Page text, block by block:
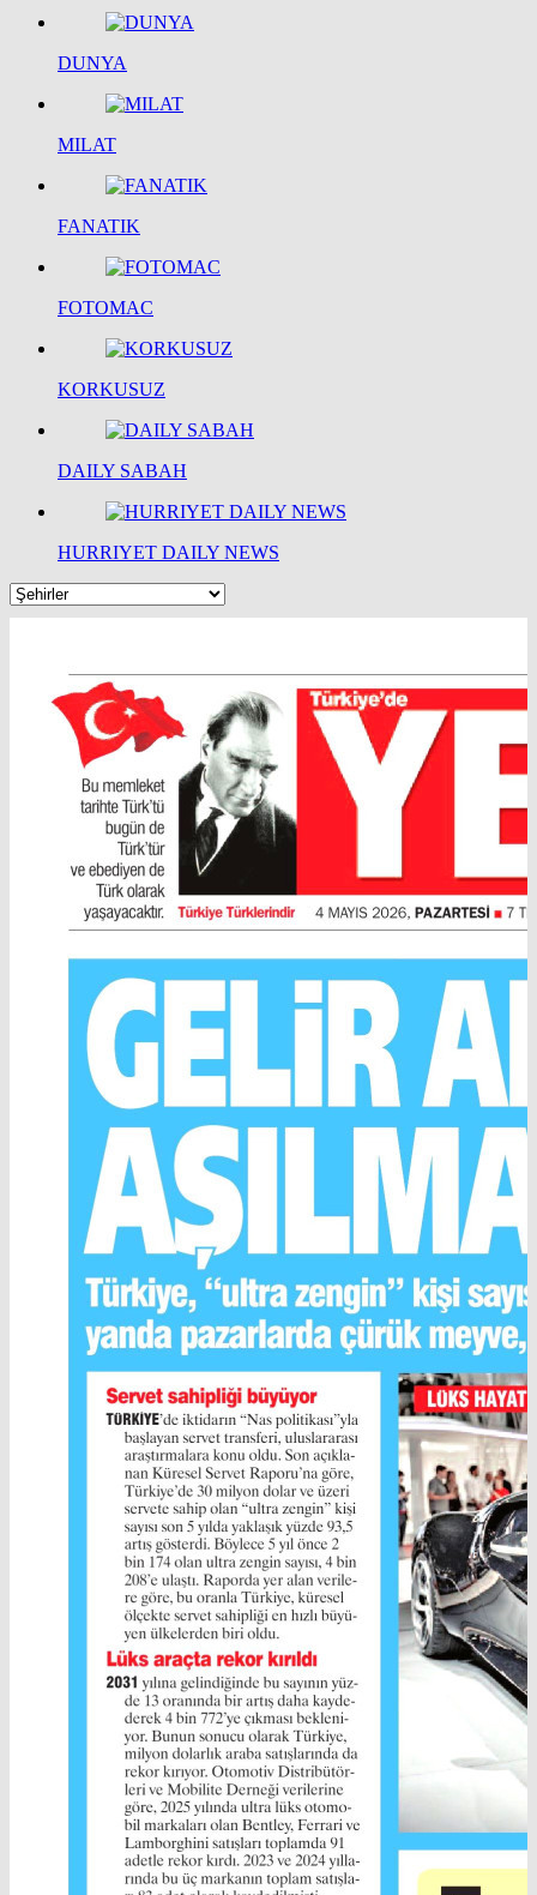
DUNYA
MILAT
FANATIK
FOTOMAC
KORKUSUZ
DAILY SABAH
HURRIYET DAILY NEWS